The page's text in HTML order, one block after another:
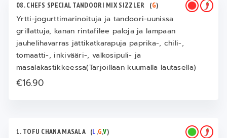
08. CHEFS SPECIAL TANDOORI MIX SIZZLER (G)
Yrtti-jogurttimarinoituja ja tandoori-uunissa
grillattuja, kanan rintafilee paloja ja lampaan
jauhelihavarras jättikatkarapuja paprika-, chili-,
tomaatti-, inkivääri-, valkosipuli- ja
masalakastikkeessa(Tarjoillaan kuumalla lautasella)
€16.90
1. TOFU CHANA MASALA (L,G,V)